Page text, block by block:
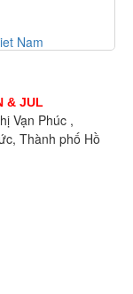
Nam
& JUL
Vạn Phúc ,
Thành phố Hồ